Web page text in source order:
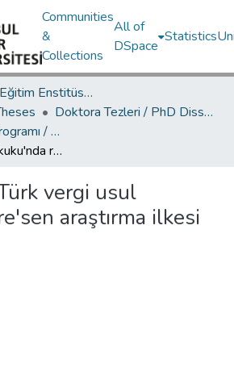
Communities
&
Collections
All of
DSpace
Statistics
Lisansüstü Eğitim Enstitüsü / Postgraduate Education Institute
Doktora Tezleri / PhD Dissertations
Hukuk Doktora Programı / Law PhD Program
Türk vergi usul hukuku'nda re'sen araştırma ilkesi
vergi usul
araştırma ilkesi